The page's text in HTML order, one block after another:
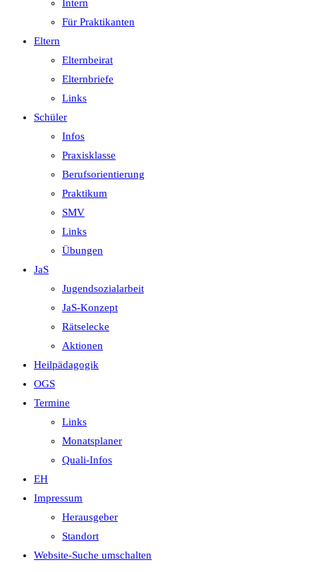
Intern
Für Praktikanten
Eltern
Elternbeirat
Elternbriefe
Links
Schüler
Infos
Praxisklasse
Berufsorientierung
Praktikum
SMV
Links
Übungen
JaS
Jugendsozialarbeit
JaS-Konzept
Rätselecke
Aktionen
Heilpädagogik
OGS
Termine
Links
Monatsplaner
Quali-Infos
EH
Impressum
Herausgeber
Standort
Website-Suche umschalten